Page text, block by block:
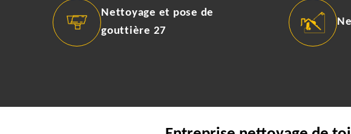
Nettoyage et pose de
gouttière 27